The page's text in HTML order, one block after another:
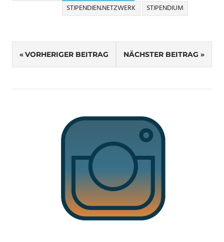
STIPENDIEN.NETZWERK
STIPENDIUM
Beitragsnavigation
VORHERIGER BEITRAG NÄCHSTER BEITRAG